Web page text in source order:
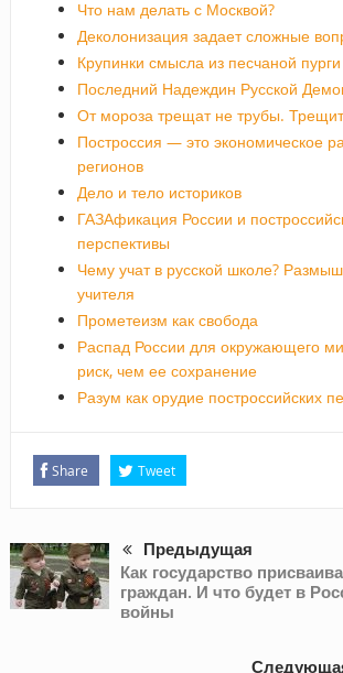
Что нам делать с Москвой?
Деколонизация задает сложные
Крупинки смысла из песчаной пурги
Последний Надеждин Русской
От мороза трещат не трубы.
Построссия — это экономическое
регионов
Дело и тело историков
ГАЗАфикация России и
перспективы
Чему учат в русской школе?
учителя
Прометеизм как свобода
Распад России для окружающего
риск, чем ее сохранение
Разум как орудие построссийских
Share Tweet
Предыдущая
Как государство
граждан. И что будет в
войны